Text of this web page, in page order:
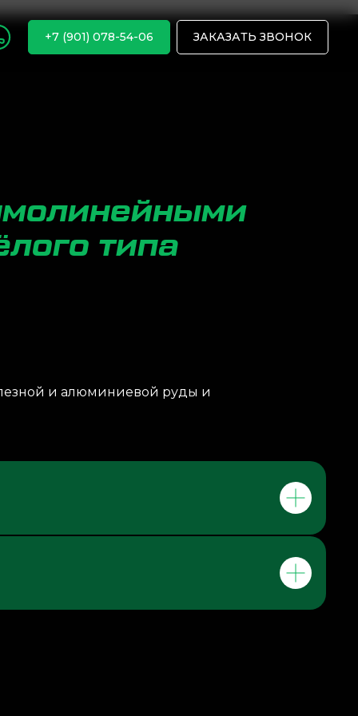
+7 (901) 078-54-06 ЗАКАЗАТЬ ЗВОНОК
типа
и алюминиевой руды и